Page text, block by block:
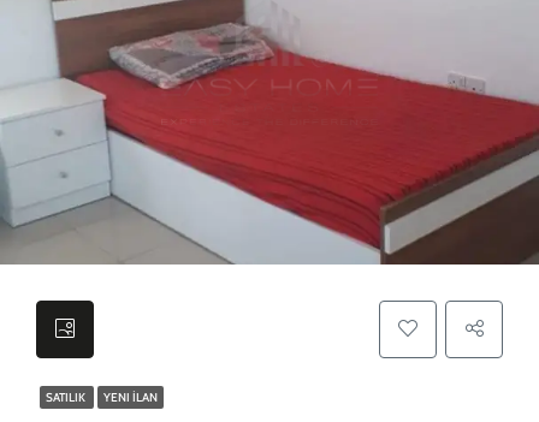
SATILIK YENI İLAN